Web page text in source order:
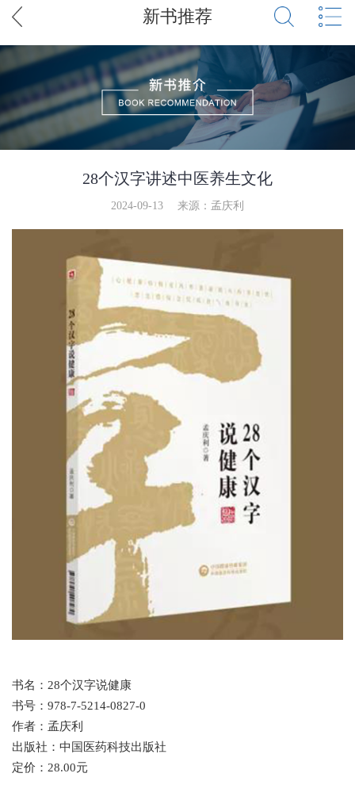
新书推荐
28个汉字讲述中医养生文化
2024-09-13 来源：孟庆利
书名：28个汉字说健康
书号：978-7-5214-0827-0
作者：孟庆利
出版社：中国医药科技出版社
定价：28.00元